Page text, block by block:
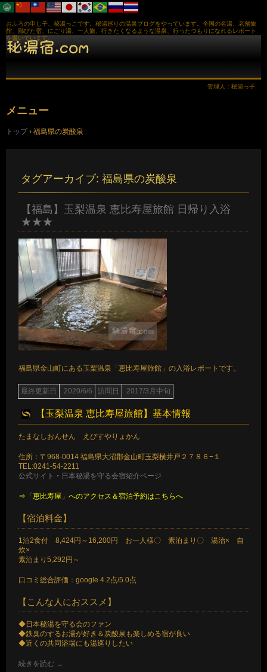
おふろの申し子、秘湯っこです。秘湯巡りの温泉ブログをやっています。全国の名湯、老舗旅
館、鄙びた宿、にごり湯、一人旅、行きたくなるような温泉、行ったつもりになれるレポート
を書いています。
管理人：秘湯っ子
メニュー
ン
トップ › 福島県の炭酸泉
タグアーカイブ: 福島県の炭酸泉
【福島】玉梨温泉 恵比寿屋旅館 日帰り入浴
★★★
福島県金山町にある玉梨温泉「恵比寿屋旅館」の入浴レポートです。
最終更新日 2020/6/6 訪問日 2017/3月中旬
【玉梨温泉 恵比寿屋旅館】基本情報
たまなしおんせん えびすやりょかん
住所：〒968-0014 福島県大沼郡金山町玉梨横井戸２７８６−１
TEL:0241-54-2211
公式サイト ・ 日本秘湯を守る会宿紹介ページ
⇒「恵比寿屋」へのアクセス＆宿泊予約はこちらへ
【宿泊料金】
1泊2食付 8,424円～16,200円 お一人様〇 素泊まり〇 湯治× 自
炊×
素泊まり5,292円～
口コミ総合評価：google 4.2点/5.0点
【こんな人におススメ】
◆日本秘湯を守る会のファン
◆鉄臭のするお湯が好き＆炭酸泉も楽しめる宿が良い
◆近くの共同浴場にも湯巡りしたい
続きを読む →